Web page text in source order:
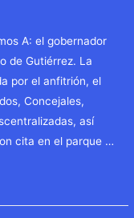
A: el gobernador
de Gutiérrez. La
por el anfitrión, el
Concejales,
así
cita en el parque …